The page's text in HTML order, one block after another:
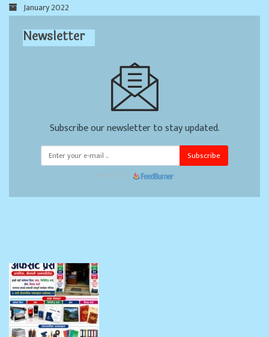
January 2022
Newsletter
Subscribe our newsletter to stay updated.
Subscribe